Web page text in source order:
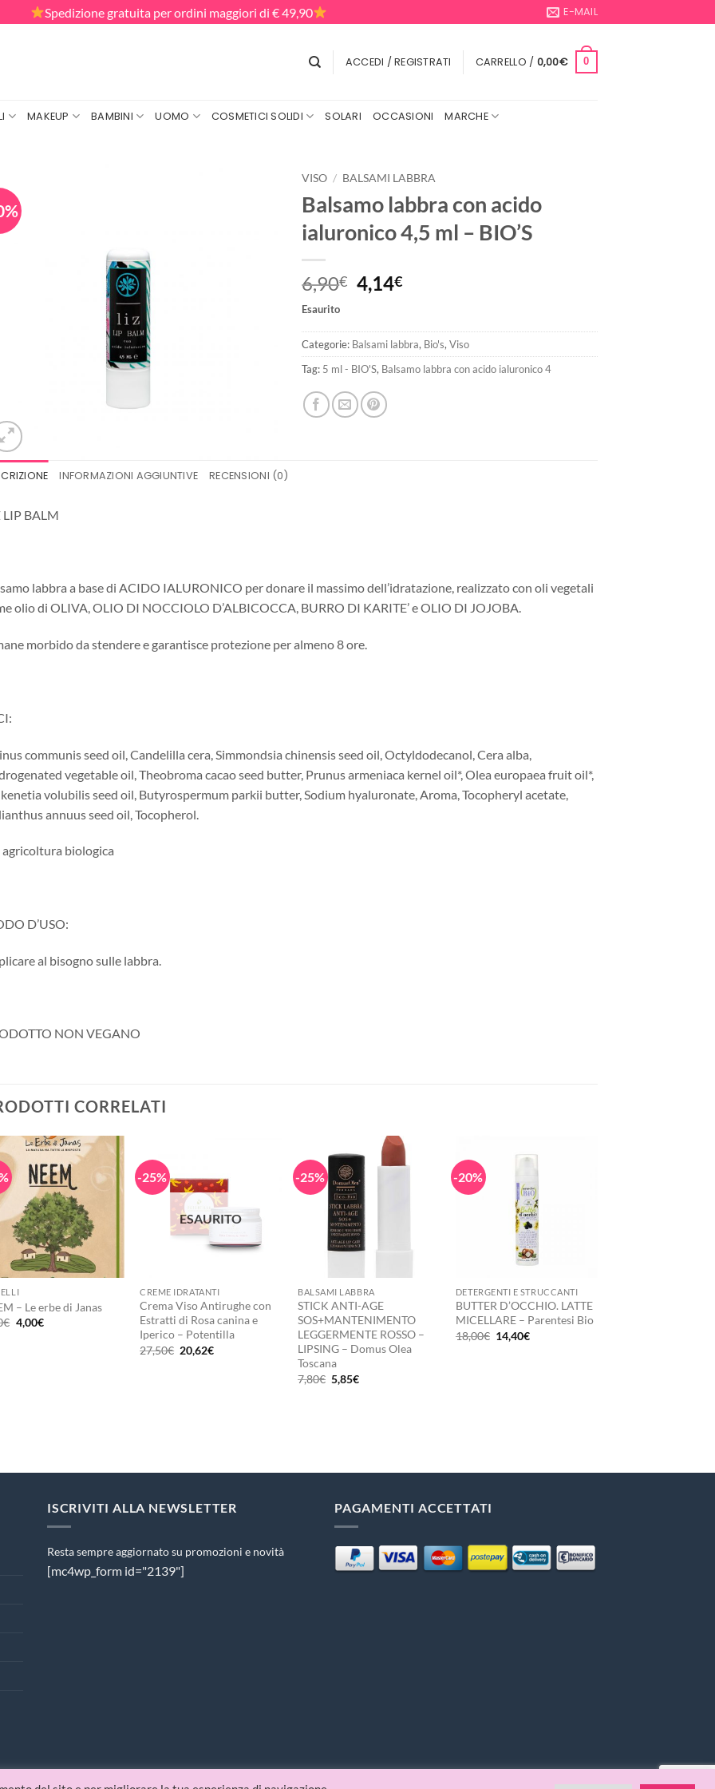
Spedizione gratuita per ordini maggiori di € 49,90 E-MAIL
ACCEDI / REGISTRATI CARRELLO / 0,00€ 0
MAKEUP BAMBINI UOMO COSMETICI SOLIDI SOLARI OCCASIONI MARCHE
VISO / BALSAMI LABBRA
Balsamo labbra con acido
ialuronico 4,5 ml – BIO’S
6,90€ Il
prezzo
era:
6,90€.
4,14€Il
è:
4,14€.
Esaurito
Categorie: Balsami labbra, Bio's,Viso
Tag: 5 ml - BIO'S, Balsamo labbra con acido ialuronico 4
INFORMAZIONI AGGIUNTIVE RECENSIONI (0)
LIP BALM
labbra a base di ACIDO IALURONICO per donare il massimo dell’idratazione, realizzato con oli vegetali
olio di OLIVA, OLIO DI NOCCIOLO D’ALBICOCCA, BURRO DI KARITE’ e OLIO DI JOJOBA.
morbido da stendere e garantisce protezione per almeno 8 ore.
communis seed oil, Candelilla cera, Simmondsia chinensis seed oil, Octyldodecanol, Cera alba,
vegetable oil, Theobroma cacao seed butter, Prunus armeniaca kernel oil*, Olea europaea fruit oil*,
volubilis seed oil, Butyrospermum parkii butter, Sodium hyaluronate, Aroma, Tocopheryl acetate,
annuus seed oil, Tocopherol.
agricoltura biologica
D’USO:
al bisogno sulle labbra.
NON VEGANO
CORRELATI
– Le erbe di Janas
€ Il
prezzo
4,00€Il
-25%
ESAURITO
CREME IDRATANTI
Crema Viso Antirughe con
Estratti di Rosa canina e
Iperico – Potentilla
27,50€ Il
prezzo
20,62€Il
-25%
BALSAMI LABBRA
STICK ANTI-AGE
SOS+MANTENIMENTO
LEGGERMENTE ROSSO –
LIPSING – Domus Olea
Toscana
7,80€ Il
prezzo
5,85€Il
-20%
DETERGENTI E STRUCCANTI
BUTTER D’OCCHIO. LATTE
MICELLARE – Parentesi Bio
18,00€ Il
prezzo
14,40€Il
ISCRIVITI ALLA NEWSLETTER
Resta sempre aggiornato su promozioni e novità
[mc4wp_form id="2139"]
PAGAMENTI ACCETTATI